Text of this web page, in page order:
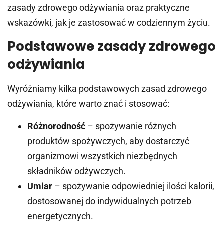
zasady zdrowego odżywiania oraz praktyczne
wskazówki, jak je zastosować w codziennym życiu.
Podstawowe zasady zdrowego
odżywiania
Wyróżniamy kilka podstawowych zasad zdrowego
odżywiania, które warto znać i stosować:
Różnorodność – spożywanie różnych
produktów spożywczych, aby dostarczyć
organizmowi wszystkich niezbędnych
składników odżywczych.
Umiar – spożywanie odpowiedniej ilości kalorii,
dostosowanej do indywidualnych potrzeb
energetycznych.